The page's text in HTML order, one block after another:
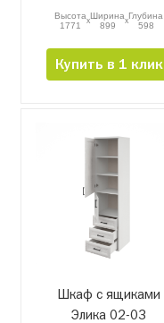
Высота
1771
xШирина
899
xГлубина
598
Купить в 1 клик
Шкаф с ящиками
Элика 02-03